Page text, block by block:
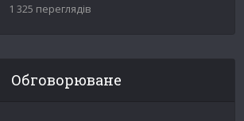
1 325 переглядів
Обговорюване